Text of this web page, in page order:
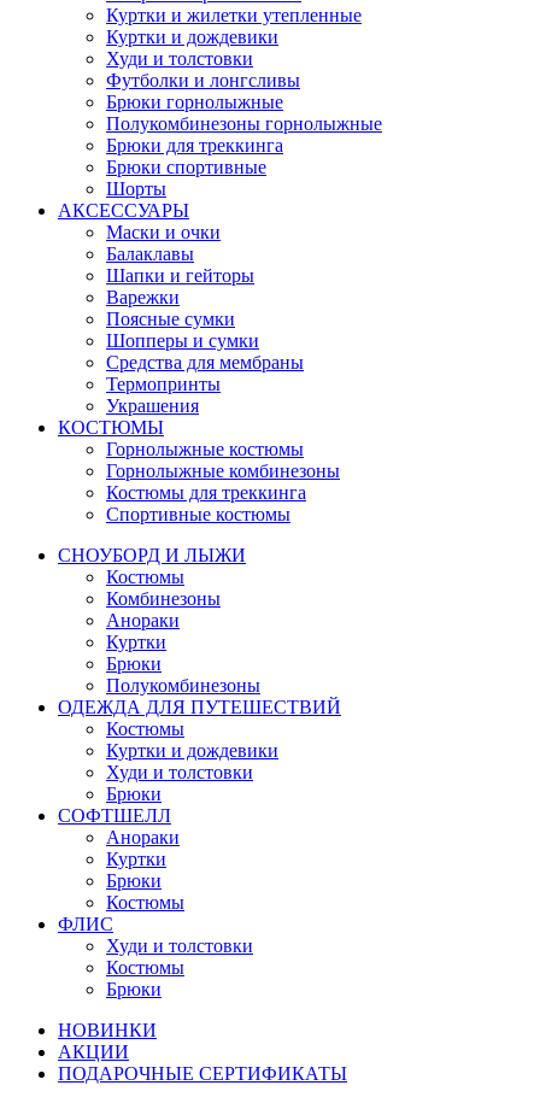
Куртки и жилетки утепленные
Куртки и дождевики
Худи и толстовки
Футболки и лонгсливы
Брюки горнолыжные
Полукомбинезоны горнолыжные
Брюки для треккинга
Брюки спортивные
Шорты
АКСЕССУАРЫ
Маски и очки
Балаклавы
Шапки и гейторы
Варежки
Поясные сумки
Шопперы и сумки
Средства для мембраны
Термопринты
Украшения
КОСТЮМЫ
Горнолыжные костюмы
Горнолыжные комбинезоны
Костюмы для треккинга
Спортивные костюмы
СНОУБОРД И ЛЫЖИ
Костюмы
Комбинезоны
Анораки
Куртки
Брюки
Полукомбинезоны
ОДЕЖДА ДЛЯ ПУТЕШЕСТВИЙ
Костюмы
Куртки и дождевики
Худи и толстовки
Брюки
СОФТШЕЛЛ
Анораки
Куртки
Брюки
Костюмы
ФЛИС
Худи и толстовки
Костюмы
Брюки
НОВИНКИ
АКЦИИ
ПОДАРОЧНЫЕ СЕРТИФИКАТЫ